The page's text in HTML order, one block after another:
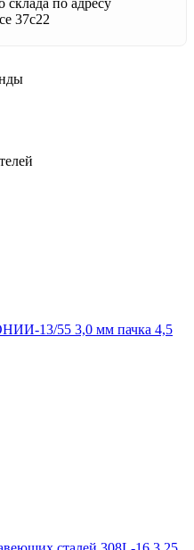
склада по адресу
37с22
13/55 3,0 мм пачка 4,5